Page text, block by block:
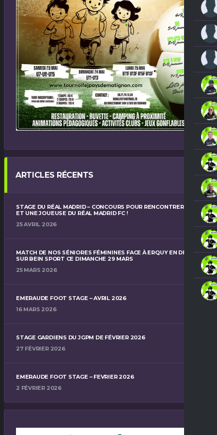
ARTICLES RÉCENTS
STAGE DU RÉAL MADRID – CONCOURS POUR RENCONTRER UN
ET UNE JOUEUSE DU RÉAL MADRID FC !
25 AVRIL 2026
MATCH DE NOS SÉNIORES FÉMININES FACE À ERQUY EN DIRECT
SUR BEIN SPORT CE DIMANCHE 29 MARS
25 MARS 2026
EMERAUDE FOOT STAGE – AVRIL 2026
16 MARS 2026
STAGE GARDIENS DU JGPM DE FÉVRIER 2026
27 FÉVRIER 2026
EMERAUDE FOOT STAGE – FEVRIER 2026
2 FÉVRIER 2026